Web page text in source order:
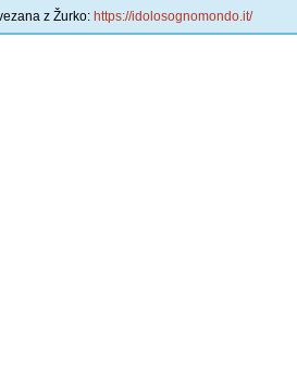
z Žurko: https://idolosognomondo.it/